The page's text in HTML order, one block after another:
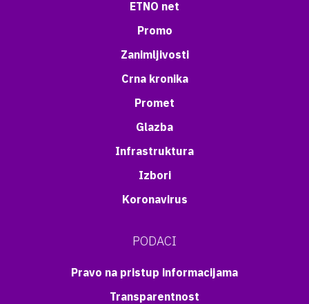
ETNO net
Promo
Zanimljivosti
Crna kronika
Promet
Glazba
Infrastruktura
Izbori
Koronavirus
PODACI
Pravo na pristup informacijama
Transparentnost